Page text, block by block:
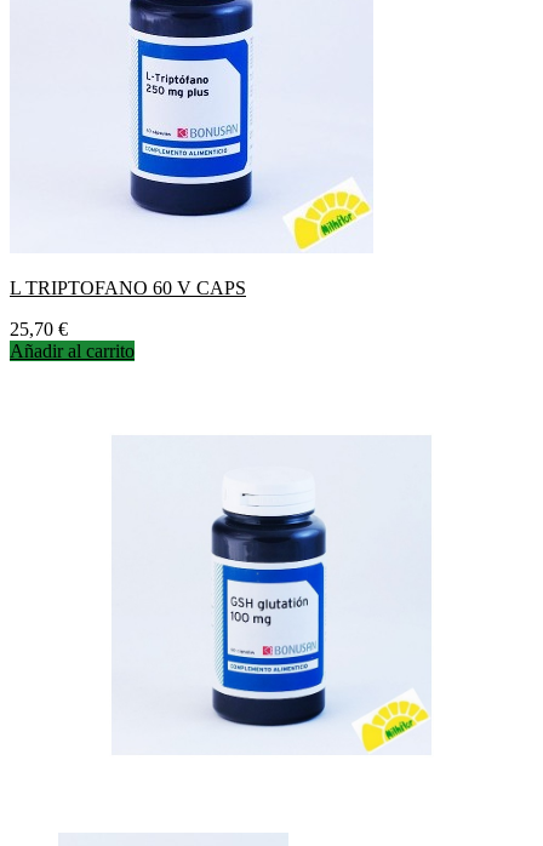
L TRIPTOFANO 60 V CAPS
Precio
25,70 €
Añadir al carrito